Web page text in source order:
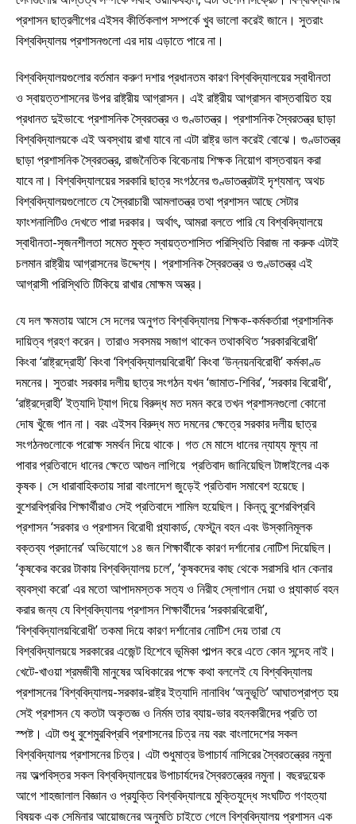
প্রশাসন ছাত্রলীগের এইসব কীর্তিকলাপ সম্পর্কে খুব ভালো করেই জানে। সুতরাং
বিশ্ববিদ্যালয় প্রশাসনগুলো এর দায় এড়াতে পারে না।
বিশ্ববিদ্যালয়গুলোর বর্তমান করুণ দশার প্রধানতম কারণ বিশ্ববিদ্যালয়ের স্বাধীনতা
ও স্বায়ত্তশাসনের উপর রাষ্ট্রীয় আগ্রাসন। এই রাষ্ট্রীয় আগ্রাসন বাস্তবায়িত হয়
প্রধানত দুইভাবে: প্রশাসনিক স্বৈরতন্ত্র ও গুণ্ডাতন্ত্র। প্রশাসনিক স্বৈরতন্ত্র ছাড়া
বিশ্ববিদ্যালয়কে এই অবস্থায় রাখা যাবে না এটা রাষ্ট্র ভাল করেই বোঝে। গুণ্ডাতন্ত্র
ছাড়া প্রশাসনিক স্বৈরতন্ত্র, রাজনৈতিক বিবেচনায় শিক্ষক নিয়োগ বাস্তবায়ন করা
যাবে না। বিশ্ববিদ্যালয়ের সরকারি ছাত্র সংগঠনের গুণ্ডাতন্ত্রটাই দৃশ্যমান; অথচ
বিশ্ববিদ্যালয়গুলোতে যে স্বৈরাচারী আমলাতন্ত্র তথা প্রশাসন আছে সেটার
ফাংশনালিটিও দেখতে পারা দরকার। অর্থাৎ, আমরা বলতে পারি যে বিশ্ববিদ্যালয়ে
স্বাধীনতা-সৃজনশীলতা সমেত মুক্ত স্বায়ত্তশাসিত পরিস্থিতি বিরাজ না করুক এটাই
চলমান রাষ্ট্রীয় আগ্রাসনের উদ্দেশ্য। প্রশাসনিক স্বৈরতন্ত্র ও গুণ্ডাতন্ত্র এই
আগ্রাসী পরিস্থিতি টিকিয়ে রাখার মোক্ষম অস্ত্র।
যে দল ক্ষমতায় আসে সে দলের অনুগত বিশ্ববিদ্যালয় শিক্ষক-কর্মকর্তারা প্রশাসনিক
দায়িত্ব গ্রহণ করেন। তারাও সবসময় সজাগ থাকেন তথাকথিত ‘সরকারবিরোধী’
কিংবা ‘রাষ্ট্রদ্রোহী’ কিংবা ‘বিশ্ববিদ্যালয়বিরোধী’ কিংবা ‘উন্নয়নবিরোধী’ কর্মকাণ্ড
দমনের। সুতরাং সরকার দলীয় ছাত্র সংগঠন যখন ‘জামাত-শিবির’, ‘সরকার বিরোধী’,
‘রাষ্ট্রদ্রোহী’ ইত্যাদি ট্যাগ দিয়ে বিরুদ্ধ মত দমন করে তখন প্রশাসনগুলো কোনো
দোষ খুঁজে পান না। বরং এইসব বিরুদ্ধ মত দমনের ক্ষেত্রে সরকার দলীয় ছাত্র
সংগঠনগুলোকে পরোক্ষ সমর্থন দিয়ে থাকে। গত মে মাসে ধানের ন্যায্য মূল্য না
পাবার প্রতিবাদে ধানের ক্ষেতে আগুন লাগিয়ে প্রতিবাদ জানিয়েছিল টাঙ্গাইলের এক
কৃষক। সে ধারাবাহিকতায় সারা বাংলাদেশ জুড়েই প্রতিবাদ সমাবেশ হয়েছে।
বুশেরবিপ্রবির শিক্ষার্থীরাও সেই প্রতিবাদে শামিল হয়েছিল। কিন্তু বুশেরবিপ্রবি
প্রশাসন ‘সরকার ও প্রশাসন বিরোধী প্ল্যাকার্ড, ফেস্টুন বহন এবং উস্কানিমূলক
বক্তব্য প্রদানের’ অভিযোগে ১৪ জন শিক্ষার্থীকে কারণ দর্শানোর নোটিশ দিয়েছিল।
‘কৃষকের করের টাকায় বিশ্ববিদ্যালয় চলে’, ‘কৃষকদের কাছ থেকে সরাসরি ধান কেনার
ব্যবস্থা করো’ এর মতো আপাদমস্তক সত্য ও নিরীহ স্লোগান দেয়া ও প্ল্যাকার্ড বহন
করার জন্য যে বিশ্ববিদ্যালয় প্রশাসন শিক্ষার্থীদের ‘সরকারবিরোধী’,
‘বিশ্ববিদ্যালয়বিরোধী’ তকমা দিয়ে কারণ দর্শানোর নোটিশ দেয় তারা যে
বিশ্ববিদ্যালয়য়ে সরকারের এজেন্ট হিশেবে ভূমিকা পাল্পন করে এতে কোন সন্দেহ নাই।
খেটে-খাওয়া শ্রমজীবী মানুষের অধিকারের পক্ষে কথা বললেই যে বিশ্ববিদ্যালয়
প্রশাসনের ‘বিশ্ববিদ্যালয়-সরকার-রাষ্ট্র ইত্যাদি নানাবিধ ‘অনুভূতি’ আঘাতপ্রাপ্ত হয়
সেই প্রশাসন যে কতটা অকৃতজ্ঞ ও নির্মম তার ব্যায়-ভার বহনকারীদের প্রতি তা
স্পষ্ট। এটা শুধু বুশেমুরবিপ্রবি প্রশাসনের চিত্র নয় বরং বাংলাদেশের সকল
বিশ্ববিদ্যালয় প্রশাসনের চিত্র। এটা শুধুমাত্র উপাচার্য নাসিরের স্বৈরতন্ত্রের নমুনা
নয় অল্পবিস্তর সকল বিশ্ববিদ্যালয়ের উপাচার্যদের স্বৈরতন্ত্রের নমুনা। বছরদুয়েক
আগে শাহজালাল বিজ্ঞান ও প্রযুক্তি বিশ্ববিদ্যালয়ে মুক্তিযুদ্ধে সংঘটিত গণহত্যা
বিষয়ক এক সেমিনার আয়োজনের অনুমতি চাইতে গেলে বিশ্ববিদ্যালয় প্রশাসন এক